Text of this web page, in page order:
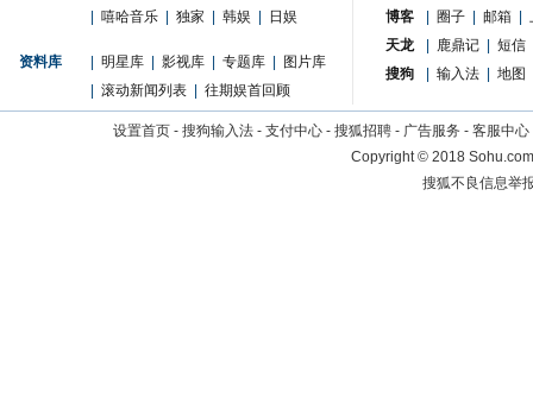
嘻哈音乐 独家 韩娱 日娱
资料库 明星库 影视库 专题库
图片库
滚动新闻列表 往期娱首回顾
博客 圈子 邮箱
天龙
鹿鼎记
短信
搜狗
输入法 地图
设置首页 - 搜狗输入法 - 支付中心 - 搜狐招聘 - 广告服务 - 客服中心
Copyright©2018
搜狐不良信息举